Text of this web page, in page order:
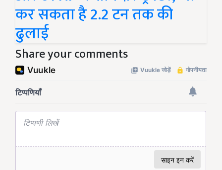
कर सकता है 2.2 टन तक की
ढुलाई
Share your comments